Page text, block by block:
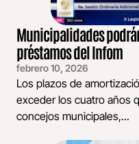
Municipalidades
préstamos del Infom
febrero 10, 2026
Los plazos de
exceder los cuatro años
concejos municipales,...